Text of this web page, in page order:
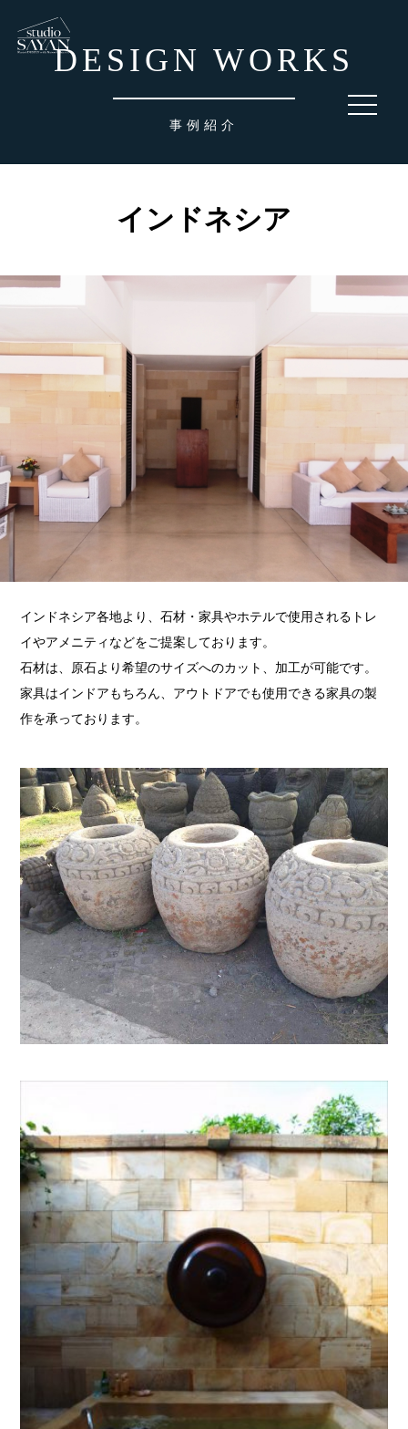
toggle
DESIGN WORKS
事例紹介
インドネシア
インドネシア各地より、石材・家具やホテルで使用されるトレ
イやアメニティなどをご提案してお ります。
石材は、原石より希望のサイズへのカット、加工が可能です。
家具はインドアもちろん、 アウトドアでも使用できる家具の製
作を承っております。